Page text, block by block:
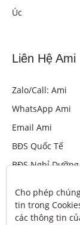
Úc
Liên Hệ Ami
Zalo/Call: Ami
WhatsApp Ami
Email Ami
BĐS Quốc Tế
BĐS Nghỉ Dưỡng
Cho phép
tin trong
các thông tin